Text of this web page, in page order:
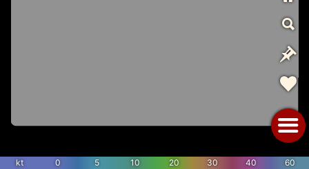
kt 0 5 10 20 30 40 60